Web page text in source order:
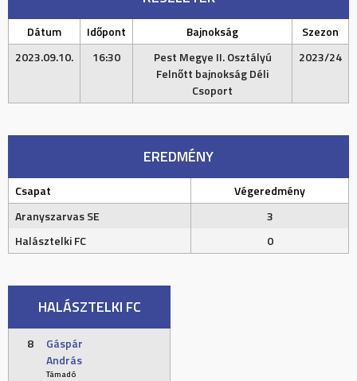
Dátum Időpont Bajnokság
Szezon
2023.09.10.
16:30
Pest Megye II. Osztályú
Felnőtt bajnokság Déli
Csoport
2023/24
EREDMÉNY
Csapat
Végeredmény
Aranyszarvas SE
3
Halásztelki FC
0
HALÁSZTELKI FC
8
Gáspár
András
Támadó